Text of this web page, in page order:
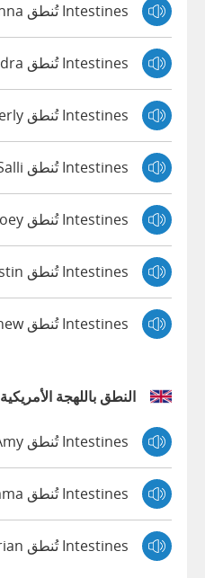
Intestines تُنطق Joanna
Intestines تُنطق Kendra
Intestines تُنطق Kimberly
Intestines تُنطق Salli
Intestines تُنطق Joey
Intestines تُنطق Justin
Intestines تُنطق Matthew
النطق باللهجة الأمريكية
Intestines تُنطق Amy
Intestines تُنطق Emma
Intestines تُنطق Brian